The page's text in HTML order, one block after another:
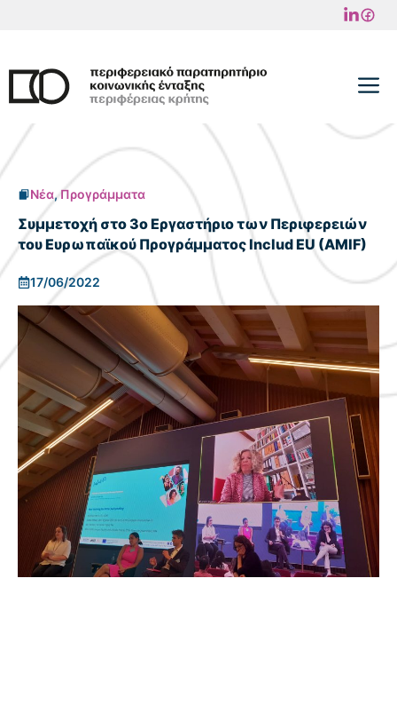
περιεχόμενο
Νέα,Προγράμματα
Συμμετοχή στο 3ο Εργαστήριο των Περιφερειών
του Ευρωπαϊκού Προγράμματος Includ EU (AMIF)
17/06/2022